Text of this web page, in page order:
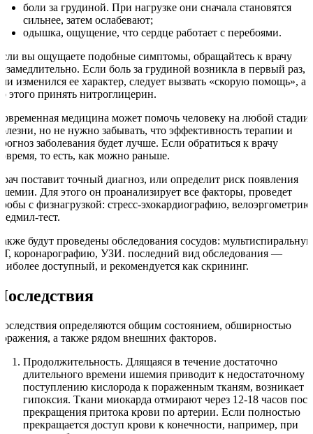
боли за грудиной. При нагрузке они сначала становятся
сильнее, затем ослабевают;
одышка, ощущение, что сердце работает с перебоями.
вы ощущаете подобные симптомы, обращайтесь к врачу
Если боль за грудиной возникла в первый раз,
изменился ее характер, следует вызвать «скорую помощь», а
этого принять нитроглицерин.
медицина может помочь человеку на любой стадии
но не нужно забывать, что эффективность терапии и
заболевания будет лучше. Если обратиться к врачу
то есть, как можно раньше.
поставит точный диагноз, или определит риск появления
Для этого он проанализирует все факторы, проведет
с физнагрузкой: стресс-эхокардиографию,
тест.
будут проведены обследования сосудов:
коронарографию, УЗИ. последний вид обследования —
доступный, и рекомендуется как скрининг.
определяются общим состоянием, обширностью
а также рядом внешних факторов.
Продолжительность. Длящаяся в течение достаточно
длительного времени ишемия приводит к недостаточному
поступлению кислорода к пораженным тканям, возникает
гипоксия. Ткани миокарда отмирают через 12-18 часов
прекращения притока крови по артерии. Если полностью
прекращается доступ крови к конечности, например, при